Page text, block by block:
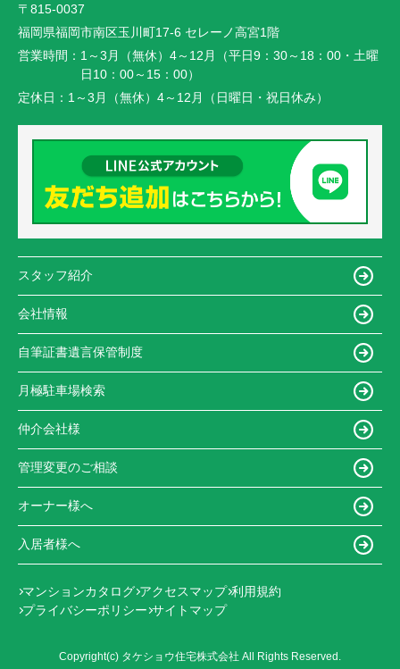
〒815-0037
福岡県福岡市南区玉川町17-6 セレーノ高宮1階
営業時間： 1～3月（無休）4～12月（平日9：30～18：00・土曜
日10：00～15：00）
定休日： 1～3月（無休）4～12月（日曜日・祝日休み）
スタッフ紹介
会社情報
自筆証書遺言保管制度
月極駐車場検索
仲介会社様
管理変更のご相談
オーナー様へ
入居者様へ
マンションカタログ アクセスマップ 利用規約
プライバシーポリシー サイトマップ
Copyright(c) タケショウ住宅株式会社 All Rights Reserved.